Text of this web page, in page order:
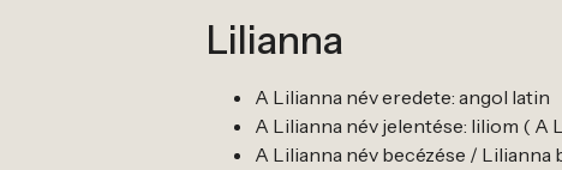
Lilianna
A Lilianna név eredete: angol latin
A Lilianna név jelentése: liliom ( A
A Lilianna név becézése / Lilianna